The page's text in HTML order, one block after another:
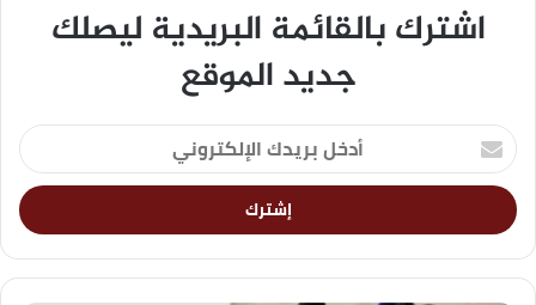
اشترك بالقائمة البريدية ليصلك
جديد الموقع